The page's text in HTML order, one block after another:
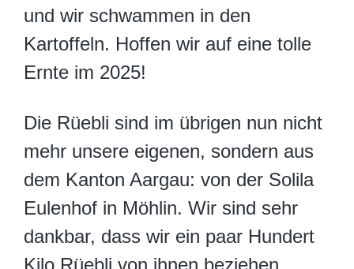
und wir schwammen in den
Kartoffeln. Hoffen wir auf eine tolle
Ernte im 2025!
Die Rüebli sind im übrigen nun nicht
mehr unsere eigenen, sondern aus
dem Kanton Aargau: von der Solila
Eulenhof in Möhlin. Wir sind sehr
dankbar, dass wir ein paar Hundert
Kilo Rüebli von ihnen beziehen